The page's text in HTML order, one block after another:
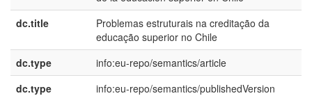
dc.title
Problemas estruturais na creditação da
educação superior no Chile
dc.type
info:eu-repo/semantics/article
dc.type
info:eu-repo/semantics/publishedVersion